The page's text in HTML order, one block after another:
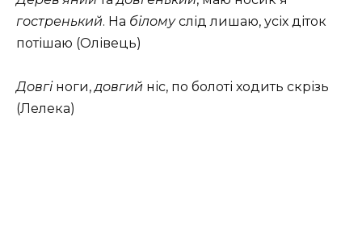
гостренький. На біломуслід лишаю, усіх діток
потішаю (Олівець)
Довгіноги, довгий ніс, по болоті ходить скрізь
(Лелека)